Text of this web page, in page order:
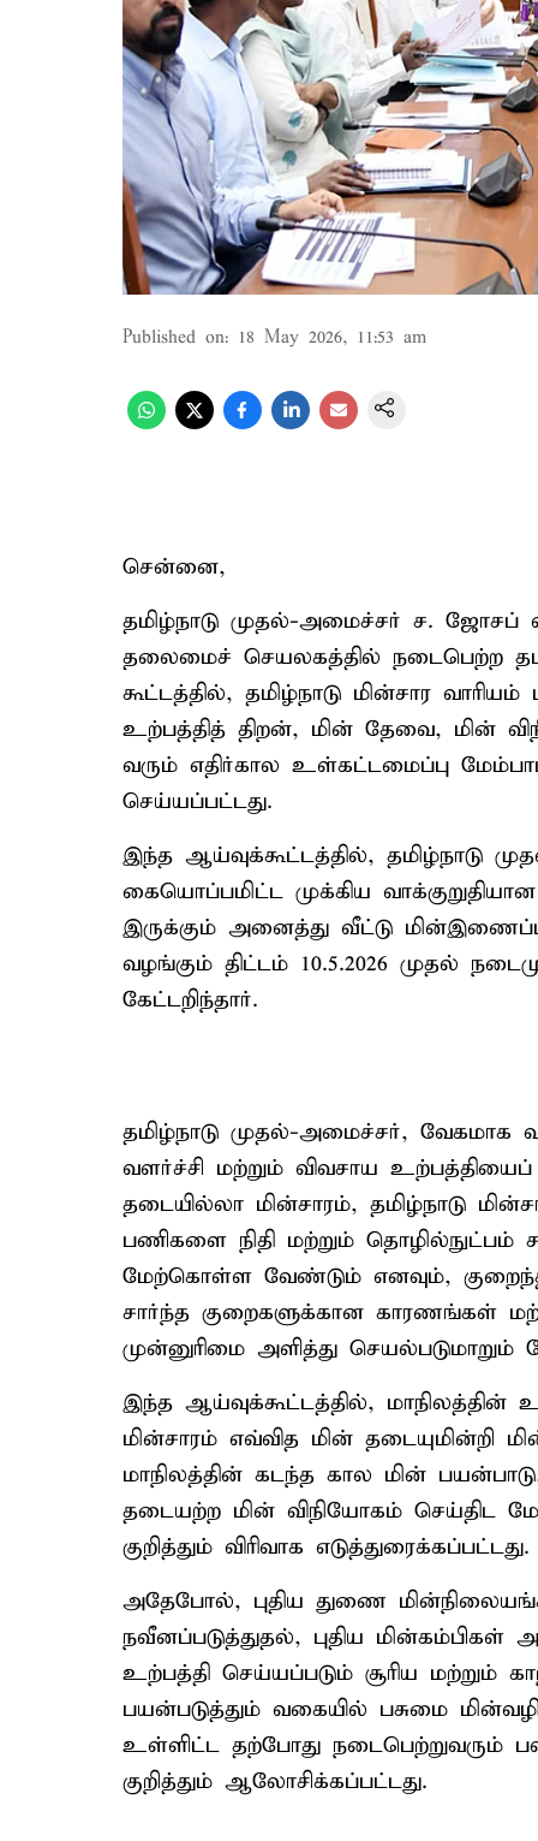
Published on: 18 May 2026, 11:53 am
சென்னை,
தமிழ்நாடு முதல்-அமைச்சர் ச. ஜோசப்
தலைமைச் செயலகத்தில் நடைபெற்ற
கூட்டத்தில், தமிழ்நாடு மின்சார
உற்பத்தித் திறன், மின் தேவை, மின்
வரும் எதிர்கால உள்கட்டமைப்பு
செய்யப்பட்டது.
இந்த ஆய்வுக்கூட்டத்தில், தமிழ்நாடு
கையொப்பமிட்ட முக்கிய
இருக்கும் அனைத்து வீட்டு
வழங்கும் திட்டம் 10.5.2026 முதல்
கேட்டறிந்தார்.
தமிழ்நாடு முதல்-அமைச்சர்,
வளர்ச்சி மற்றும் விவசாய உற்பத்தியைப்
தடையில்லா மின்சாரம், தமிழ்நாடு
பணிகளை நிதி மற்றும் தொழில்நுட்பம்
மேற்கொள்ள வேண்டும் எனவும்,
சார்ந்த குறைகளுக்கான காரணங்கள்
முன்னுரிமை அளித்து
இந்த ஆய்வுக்கூட்டத்தில்,
மின்சாரம் எவ்வித மின் தடையுமின்றி
மாநிலத்தின் கடந்த கால மின்
தடையற்ற மின் விநியோகம் செய்திட
குறித்தும் விரிவாக எடுத்துரைக்கப்பட்டது.
அதேபோல், புதிய துணை
நவீனப்படுத்துதல், புதிய
உற்பத்தி செய்யப்படும் சூரிய மற்றும்
பயன்படுத்தும் வகையில் பசுமை
உள்ளிட்ட தற்போது நடைபெற்றுவரும்
குறித்தும் ஆலோசிக்கப்பட்டது.